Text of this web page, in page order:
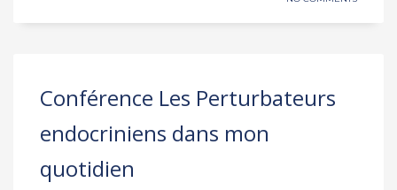
Conférence Les Perturbateurs
endocriniens dans mon
quotidien